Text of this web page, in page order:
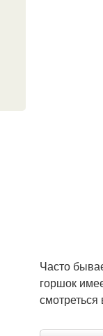
Часто
горшок